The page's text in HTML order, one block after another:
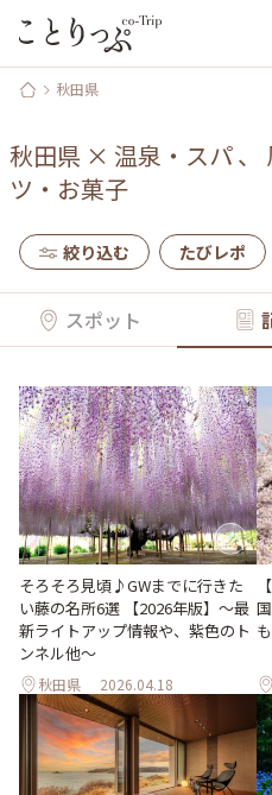
秋田県
秋田県 × 温泉・スパ、
ツ・お菓子
絞り込む たびレポ
スポット
そろそろ見頃♪GWまでに行きた
い藤の名所6選 【2026年版】～最
新ライトアップ情報や、紫色のト
ンネル他～
秋田県 2026.04.18
も